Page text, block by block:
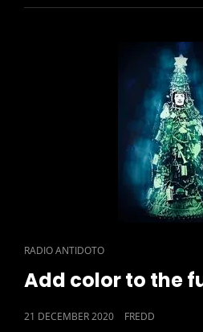
MAGIA:
CAT
LINKS
RADIO ANTIDOTO
Add color to the
POSTED
21 DECEMBER 2020 FREDD